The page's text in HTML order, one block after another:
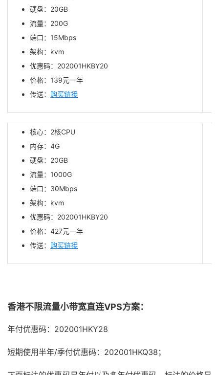
硬盘：20GB
流量：200G
端口：15Mbps
架构：kvm
优惠码：202001HKBY20
价格：139元一年
传送： 购买链接
核心：2核CPU
内存：4G
硬盘：20GB
流量：1000G
端口：30Mbps
架构：kvm
优惠码：202001HKBY20
价格：427元一年
传送： 购买链接
香港不限流量小带宽直连VPS方案：
年付优惠码：202001HKY28
短期使用半年/季付优惠码：202001HKQ38；